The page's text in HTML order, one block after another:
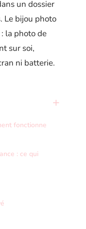
un dossier
Le bijou photo
la photo de
sur soi,
ni batterie.
fonctionne
: ce qui